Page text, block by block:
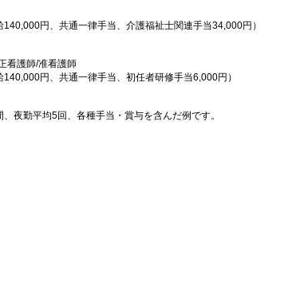
円、共通一律手当、介護福祉士関連手当34,000円）
看護師/准看護師
円、共通一律手当、初任者研修手当6,000円）
夜勤平均5回、各種手当・賞与を含んだ例です。